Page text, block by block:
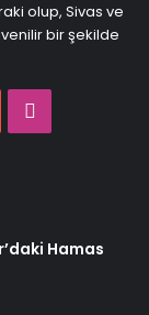
olup, Sivas ve
bir şekilde
Hamas